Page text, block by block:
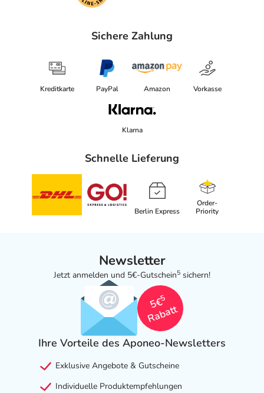
Sichere Zahlung
Kreditkarte PayPal Amazon Vorkasse
Klarna
Schnelle Lieferung
Berlin Express
Order-
Priority
Newsletter
Jetzt anmelden und 5€-Gutschein5 sichern!
5€
5
Rabatt
Ihre Vorteile des Aponeo-Newsletters
Exklusive Angebote & Gutscheine
Individuelle Produktempfehlungen